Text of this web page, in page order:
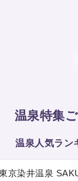
温泉特集
温泉人気ラン
京染井温泉